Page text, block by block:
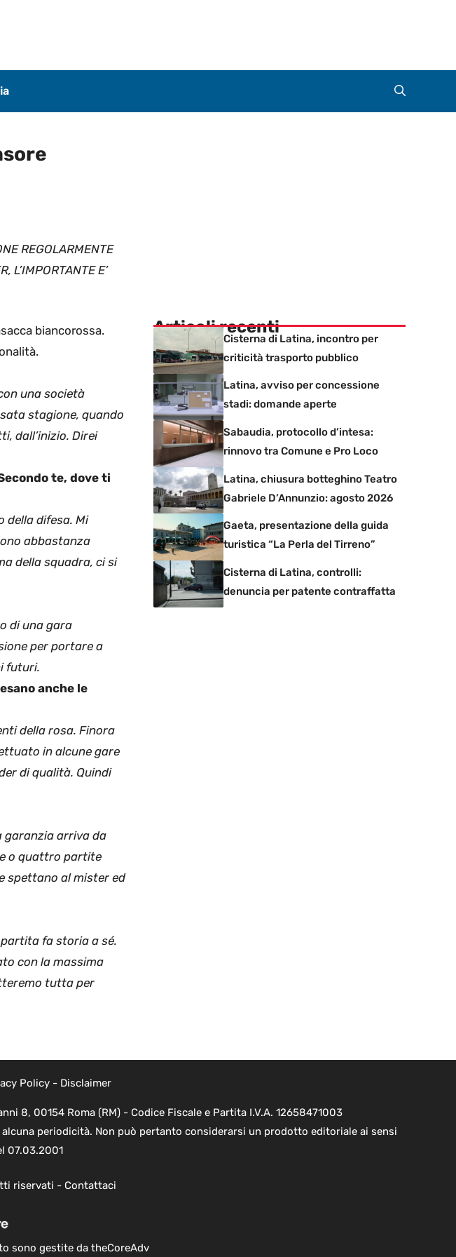
REGOLARMENTE
L’IMPORTANTE E’
biancorossa.
una società
stagione, quando
dall’inizio. Direi
te, dove ti
della difesa. Mi
abbastanza
della squadra, ci si
di una gara
per portare a
futuri.
anche le
della rosa. Finora
in alcune gare
di qualità. Quindi
garanzia arriva da
o quattro partite
spettano al mister ed
fa storia a sé.
con la massima
tutta per
Articoli recenti
Cisterna di Latina, incontro per
criticità trasporto pubblico
Latina, avviso per concessione
stadi: domande aperte
Sabaudia, protocollo d’intesa:
rinnovo tra Comune e Pro Loco
Latina, chiusura botteghino Teatro
Gabriele D’Annunzio: agosto 2026
Gaeta, presentazione della guida
turistica “La Perla del Tirreno”
Cisterna di Latina, controlli:
denuncia per patente contraffatta
Policy- Disclaimer
8, 00154 Roma (RM) - Codice Fiscale e Partita I.V.A. 12658471003
periodicità. Non può pertanto considerarsi un prodotto editoriale ai sensi
07.03.2001
riservati - Contattaci
sono gestite da theCoreAdv